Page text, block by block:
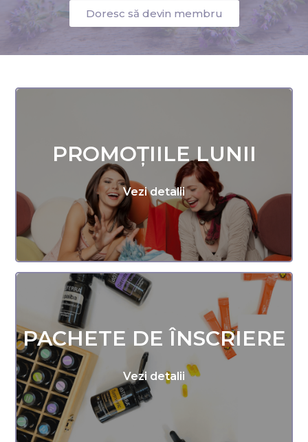
Doresc să devin membru
PROMOȚIILE LUNII
Vezi detalii
PACHETE DE ÎNSCRIERE
Vezi detalii